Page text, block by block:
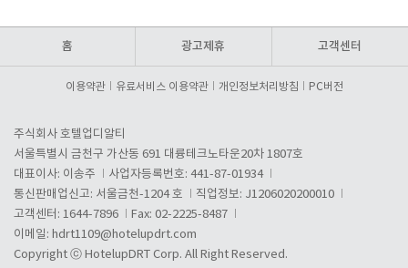
홈 광고제휴 고객센터
이용약관 유료서비스 이용약관 개인정보처리방침 PC버전
주식회사 호텔업디알티
서울특별시 금천구 가산동 691 대륭테크노타운20차 1807호
대표이사: 이송주
사업자등록번호: 441-87-01934
통신판매업신고: 서울금천-1204 호
직업정보: J1206020200010
고객센터: 1644-7896
Fax: 02-2225-8487
이메일: hdrt1109@hotelupdrt.com
Copyright ⓒ HotelupDRT Corp. All Right Reserved.